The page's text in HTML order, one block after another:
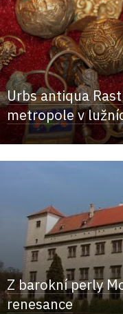
Urbs antiqua
metropole v
Z barokní perly
renesance